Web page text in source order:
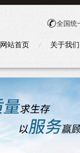
全国统
网站首页 关于我们